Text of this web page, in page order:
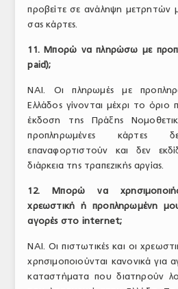
προβείτε σε ανάληψη μετρητών
σας κάρτες.
11. Μπορώ να πληρώσω με
paid);
ΝΑΙ. Οι πληρωμές με
Ελλάδος γίνονται μέχρι το όριο
έκδοση της Πράξης
προπληρωμένες
επαναφορτιστούν και δεν
διάρκεια της τραπεζικής αργίας.
12. Μπορώ να
χρεωστική ή προπληρωμένη
αγορές στο internet;
ΝΑΙ. Οι πιστωτικές και οι
χρησιμοποιούνται κανονικά για
καταστήματα που διατηρούν